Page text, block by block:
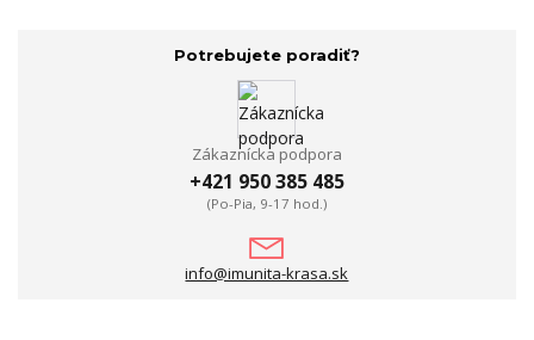
Potrebujete poradiť?
Zákaznícka podpora
+421 950 385 485
(Po-Pia, 9-17 hod.)
info@imunita-krasa.sk